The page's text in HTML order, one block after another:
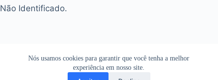
Nós usamos cookies para garantir que você tenha a melhor
experiência em nosso site.
Não Identificado.